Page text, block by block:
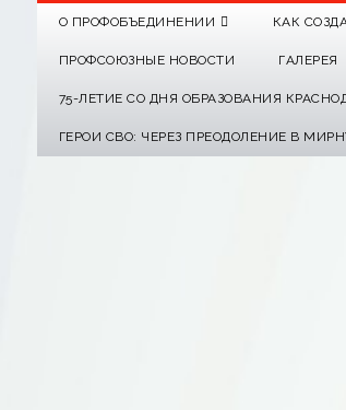
О ПРОФОБЪЕДИНЕНИИ КАК
ПРОФСОЮЗНЫЕ НОВОСТИ ГАЛЕРЕЯ
75-ЛЕТИЕ СО ДНЯ ОБРАЗОВАНИЯ
ГЕРОИ СВО: ЧЕРЕЗ ПРЕОДОЛЕНИЕ В